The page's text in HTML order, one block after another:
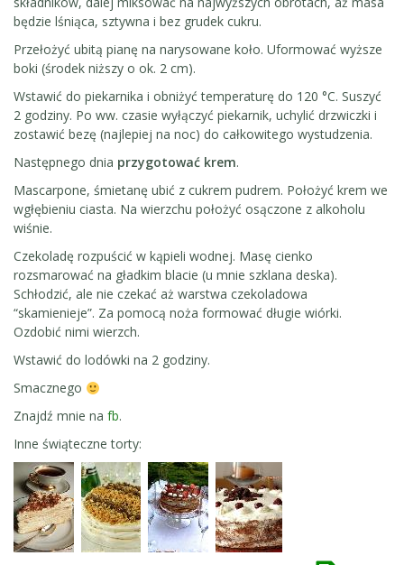
będzie lśniąca, sztywna i bez grudek cukru.
Przełożyć ubitą pianę na narysowane koło. Uformować wyższe
boki (środek niższy o ok. 2 cm).
Wstawić do piekarnika i obniżyć temperaturę do 120 °C. Suszyć
2 godziny. Po ww. czasie wyłączyć piekarnik, uchylić drzwiczki i
zostawić bezę (najlepiej na noc) do całkowitego wystudzenia.
Następnego dnia przygotować krem.
Mascarpone, śmietanę ubić z cukrem pudrem. Położyć krem we
wgłębieniu ciasta. Na wierzchu położyć osączone z alkoholu
wiśnie.
Czekoladę rozpuścić w kąpieli wodnej. Masę cienko
rozsmarować na gładkim blacie (u mnie szklana deska).
Schłodzić, ale nie czekać aż warstwa czekoladowa
“skamienieje”. Za pomocą noża formować długie wiórki.
Ozdobić nimi wierzch.
Wstawić do lodówki na 2 godziny.
Smacznego
Znajdź mnie na fb.
Inne świąteczne torty: